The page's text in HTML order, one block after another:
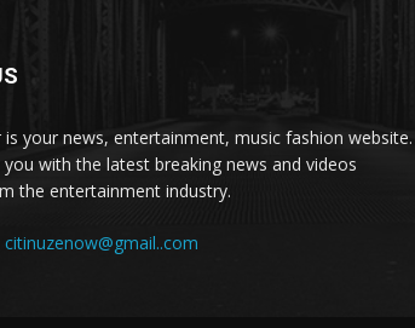
is your news, entertainment, music fashion website.
you with the latest breaking news and videos
the entertainment industry.
citinuzenow@gmail..com